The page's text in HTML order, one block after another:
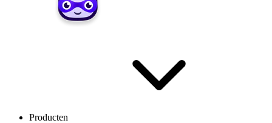
Producten